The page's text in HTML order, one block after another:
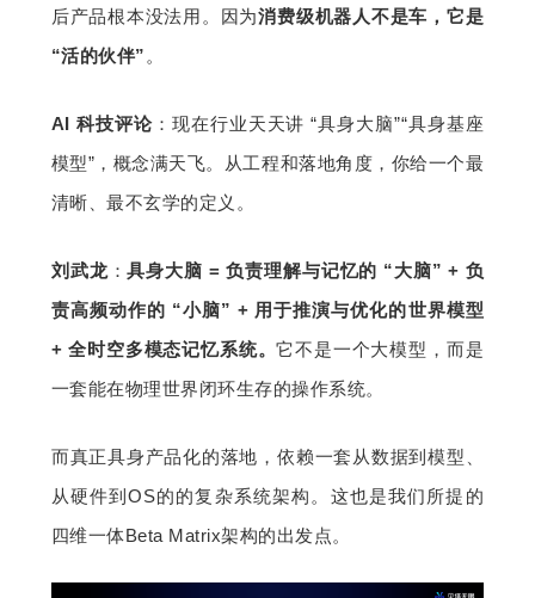
后产品根本没法用。因为消费级机器人不是车，它是
“活的伙伴” 。
AI 科技评论：现在行业天天讲 “具身大脑”“具身基座
模型”，概念满天飞。从工程和落地角度，你给一个最
清晰、最不玄学的定义。
刘武龙 ：具身大脑 = 负责理解与记忆的 “大脑” + 负
责高频动作的 “小脑” + 用于推演与优化的世界模型
+ 全时空多模态记忆系统。它不是一个大模型，而是
一套能在物理世界闭环生存的操作系统。
而真正具身产品化的落地，依赖一套从数据到模型、
从硬件到OS的的复杂系统架构。这也是我们所提的
四维一体Beta Matrix架构的出发点。